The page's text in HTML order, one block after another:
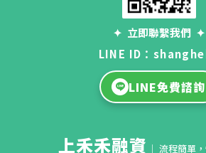
✦ 立即聯繫我們 ✦
LINE ID：
LINE免費諮詢
上禾禾融資 ｜ 流程簡單